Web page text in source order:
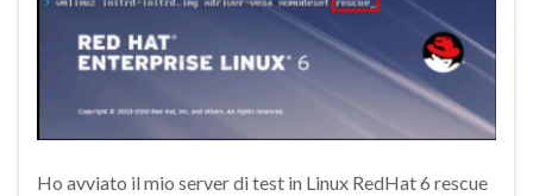
Ho avviato il mio server di test in Linux RedHat 6 rescue